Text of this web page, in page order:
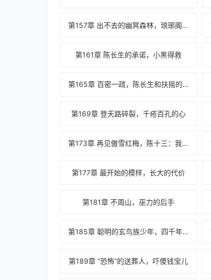
第157章 出不去的幽冥森林，琅琊阁天机子
第161章 陈长生的承诺，小黑得救
第165章 百密一疏，陈长生和扶摇的默契
第169章 登天路碎裂，千疮百孔的心
第173章 再见傲雪红梅，陈十三：我要练剑！
第177章 最开始的模样，长大的代价
第181章 不周山，巫力的后手
第185章 聪明的玄鸟族少年，四千年前的往事
第189章 “恐怖”的送葬人，吓傻钱宝儿